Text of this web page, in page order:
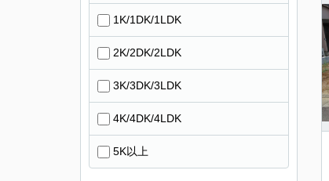
1K/1DK/1LDK
2K/2DK/2LDK
3K/3DK/3LDK
4K/4DK/4LDK
5K以上